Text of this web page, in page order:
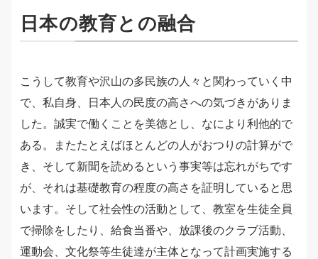
日本の教育との融合
こうして教育や沢山の多民族の人々と関わっていく中
で、私自身、日本人の民度の高さへの気づきがありま
した。誠実で働くことを美徳とし、なにより利他的で
ある。またたとえばほとんどの人がおつりの計算がで
き、そして新聞を読めるという事実等は忘れがちです
が、それは基礎教育の程度の高さを証明していると思
います。そして社会性の活動として、教室を生徒全員
で掃除をしたり、給食当番や、放課後のクラブ活動、
運動会、文化祭等生徒達が主体となって計画実施する